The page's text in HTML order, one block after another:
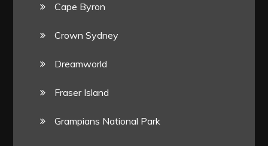
Cape Byron
Crown Sydney
Dreamworld
Fraser Island
Grampians National Park